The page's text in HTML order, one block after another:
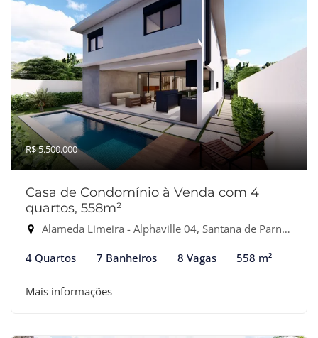
R$ 5.500.000
Casa de Condomínio à Venda com 4
quartos, 558m²
Alameda Limeira - Alphaville 04, Santana de Parnaíba-SP
4 Quartos 7 Banheiros 8 Vagas 558 m²
Mais informações